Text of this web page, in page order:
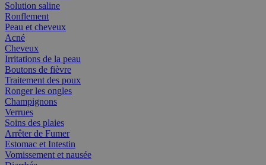
Solution saline
Ronflement
Peau et cheveux
Acné
Cheveux
Irritations de la peau
Boutons de fièvre
Traitement des poux
Ronger les ongles
Champignons
Verrues
Soins des plaies
Arrêter de Fumer
Estomac et Intestin
Vomissement et nausée